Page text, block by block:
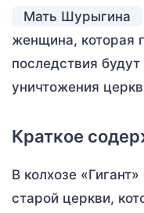
Мать Шурыгина
женщина, которая
последствия
уничтожения
Краткое
В колхозе
старой церкви,